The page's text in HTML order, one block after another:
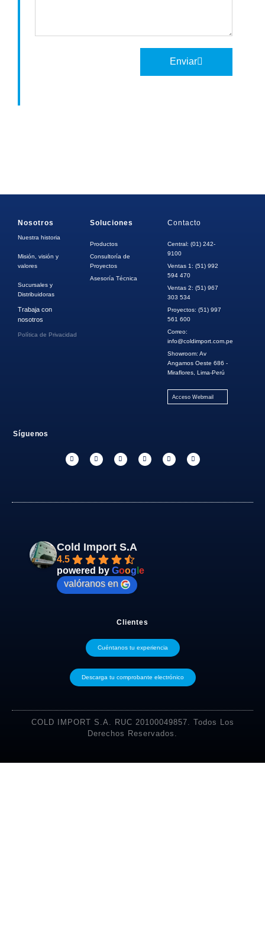
Enviar
Nosotros
Nuestra historia
Misión, visión y
valores
Sucursales y
Distribuidoras
Trabaja con
nosotros
Política de Privacidad
Soluciones
Productos
Consultoría de
Proyectos
Asesoría Técnica
Contacto
Central: (01) 242-
9100
Ventas 1: (51) 992
594 470
Ventas 2: (51) 967
303 534
Proyectos: (51) 997
561 600
Correo:
info@coldimport.com.pe
Showroom: Av
Angamos Oeste 686 -
Miraflores, Lima-Perú
Acceso Webmail
Síguenos
Cold Import S.A
4.5
powered by Goog e
valóranos en
Clientes
Cuéntanos tu experiencia
Descarga tu comprobante electrónico
COLD IMPORT S.A. RUC 20100049857. Todos Los
Derechos Reservados.